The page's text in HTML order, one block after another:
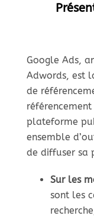
Google Ads,
Adwords, est
de
référencement
plateforme
ensemble
de diffuser sa
Sur les
sont les